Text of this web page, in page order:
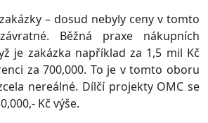
– dosud nebyly ceny v tomto
Běžná praxe nákupních
je zakázka například za 1,5 mil Kč
za 700,000. To je v tomto oboru
nereálné. Dílčí projekty OMC se
Kč výše.